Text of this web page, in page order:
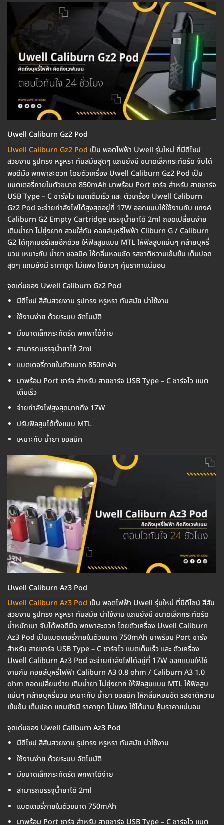
Uwell Caliburn Gz2 Pod
Uwell Caliburn Gz2 Pod เป็น พอตไฟฟ้า Uwell รุ่นใหม่ ที่มีดีไซน์
สวยงาม รูปทรง หรูหรา ทันสมัยสุดๆ แถมยังมี ขนาดเล็กกระทัดรัด จับได้
พอดีมือ พกพาสะดวก โดยตัวเครื่อง Uwell Caliburn Gz2 Pod เป็น
แบตเตอรี่ภายในตัวขนาด 850mAh มาพร้อม Port ชาร์จ สำหรับ สายชาร์จ
USB Type – C ชาร์จไว แบตเต็มเร็ว และ ตัวเครื่อง Uwell Caliburn
Gz2 Pod จะจ่ายกำลังไฟได้สูงสุดอยู่ที่ 17W ออกแบบให้ใช้งานกับ แทงค์
Caliburn G2 Empty Cartridge บรรจุน้ำยาได้ 2ml ถอดเปลี่ยนง่าย
เติมน้ำยา ไม่ยุ่งยาก สวมใส่กับ คอยล์บุหรี่ไฟฟ้า Cliburn G / Caliburn
G2 ได้ทุกเบอร์เลยอีกด้วย ให้ฟิลสูบแบบ MTL ให้ฟิลสูบแน่นๆ คล้ายบุหรี่
มวน เหมาะกับ น้ำยา ซอลนิค ให้กลิ่นหอมชัด รสชาติหวานเข้มข้น เต็มปอด
สุดๆ แถมยังมี ราคาถูก ไม่แพง ใช้ยาวๆ คุ้มราคาแน่นอน
จุดเด่นของ Uwell Caliburn Gz2 Pod
มีดีไซน์ สีสันสวยงาม รูปทรง หรูหรา ทันสมัย น่าใช้งาน
ใช้งานง่าย ด้วยระบบ อัตโนมัติ
มีขนาดเล็กกระทัดรัด พกพาได้ง่าย
สามารถบรรจุน้ำยาได้ 2ml
แบตเตอรี่ภายในตัวขนาด 850mAh
มาพร้อม Port ชาร์จ สำหรับ สายชาร์จ USB Type – C ชาร์จไว แบต
เต็มเร็ว
จ่ายกำลังไฟสูงสุดมากถึง 17W
ปรับฟิลสูบได้ทั้งแบบ MTL
เหมาะกับ น้ำยา ซอลนิค
Uwell Caliburn Az3 Pod
Uwell Caliburn Az3 Pod เป็น พอตไฟฟ้า Uwell รุ่นใหม่ ที่มีดีไซน์ สีสัน
สวยงาม รูปทรง หรูหรา ทันสมัย น่าใช้งาน แถมยังมี ขนาดเล็กกระทัดรัด
น้ำหนักเบา จับได้พอดีมือ พกพาสะดวก โดยตัวเครื่อง Uwell Caliburn
Az3 Pod เป็นแบตเตอรี่ภายในตัวขนาด 750mAh มาพร้อม Port ชาร์จ
สำหรับ สายชาร์จ USB Type – C ชาร์จไว แบตเต็มเร็ว และ ตัวเครื่อง
Uwell Caliburn Az3 Pod จะจ่ายกำลังไฟได้อยู่ที่ 17W ออกแบบให้ใช้
งานกับ คอยล์บุหรี่ไฟฟ้า Caliburn A3 0.8 ohm / Caliburn A3 1.0
ohm ถอดเปลี่ยนง่าย เติมน้ำยา ไม่ยุ่งยาก ให้ฟิลสูบแบบ MTL ให้ฟิลสูบ
แน่นๆ คล้ายบุหรี่มวน เหมาะกับ น้ำยา ซอลนิค ให้กลิ่นหอมชัด รสชาติหวาน
เข้มข้น เต็มปอด แถมยังมี ราคาถูก ไม่แพง ใช้ได้นาน คุ้มราคาแน่นอน
จุดเด่นของ Uwell Caliburn Az3 Pod
มีดีไซน์ สีสันสวยงาม รูปทรง หรูหรา ทันสมัย น่าใช้งาน
ใช้งานง่าย ด้วยระบบ อัตโนมัติ
มีขนาดเล็กกระทัดรัด พกพาได้ง่าย
สามารถบรรจุน้ำยาได้ 2ml
แบตเตอรี่ภายในตัวขนาด 750mAh
มาพร้อม Port ชาร์จ สำหรับ สายชาร์จ USB Type – C ชาร์จไว แบต